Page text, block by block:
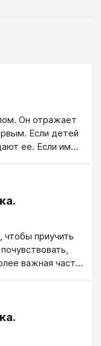
Он отражает
Если детей
ее. Если им
в
Многие дети
искренне их
детей. Так
чтобы,
Ситуация
приучить
важная часть
наиболее
следует
если мы хотим